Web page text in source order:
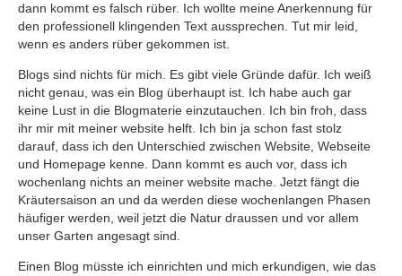
dann kommt es falsch rüber. Ich wollte meine Anerkennung für
den professionell klingenden Text aussprechen. Tut mir leid,
wenn es anders rüber gekommen ist.
Blogs sind nichts für mich. Es gibt viele Gründe dafür. Ich weiß
nicht genau, was ein Blog überhaupt ist. Ich habe auch gar
keine Lust in die Blogmaterie einzutauchen. Ich bin froh, dass
ihr mir mit meiner website helft. Ich bin ja schon fast stolz
darauf, dass ich den Unterschied zwischen Website, Webseite
und Homepage kenne. Dann kommt es auch vor, dass ich
wochenlang nichts an meiner website mache. Jetzt fängt die
Kräutersaison an und da werden diese wochenlangen Phasen
häufiger werden, weil jetzt die Natur draussen und vor allem
unser Garten angesagt sind.
Einen Blog müsste ich einrichten und mich erkundigen, wie das